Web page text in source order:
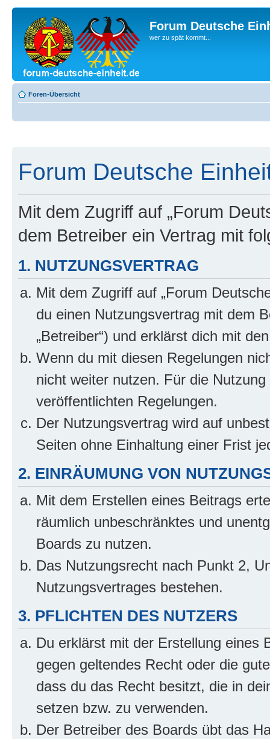
Forum Deutsche
wer zu spät kommt...
Foren-Übersicht
Forum Deutsche
Mit dem Zugriff auf „Forum
dem Betreiber ein Vertrag mit
1. NUTZUNGSVERTRAG
Mit dem Zugriff auf „Forum
du einen Nutzungsvertrag mit dem
„Betreiber“) und erklärst dich mit
Wenn du mit diesen Regelungen
nicht weiter nutzen. Für die
veröffentlichten Regelungen.
Der Nutzungsvertrag wird auf
Seiten ohne Einhaltung einer Frist
2. EINRÄUMUNG VON
Mit dem Erstellen eines Beitrags
räumlich unbeschränktes und
Boards zu nutzen.
Das Nutzungsrecht nach Punkt 2,
Nutzungsvertrages bestehen.
3. PFLICHTEN DES NUTZERS
Du erklärst mit der Erstellung eines
gegen geltendes Recht oder die
dass du das Recht besitzt, die in
setzen bzw. zu verwenden.
Der Betreiber des Boards übt das